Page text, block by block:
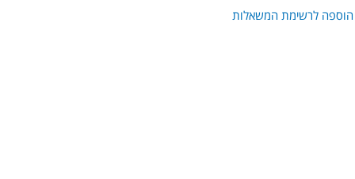
הוספה לרשימת המשאלות